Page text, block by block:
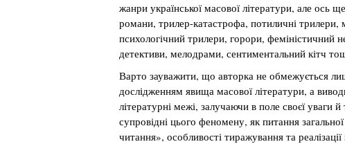
жанри української масової літератури, але ось
романи, трилер-катастрофа, потиличні трилери,
психологічний трилери, горори, феміністичний
детективи, мелодрами, сентиментальний кітч
Варто зауважити, що авторка не обмежується
дослідженням явища масової літератури, а
літературні межі, залучаючи в поле своєї уваги й
супровідні цього феномену, як питання
читання», особливості тиражування та